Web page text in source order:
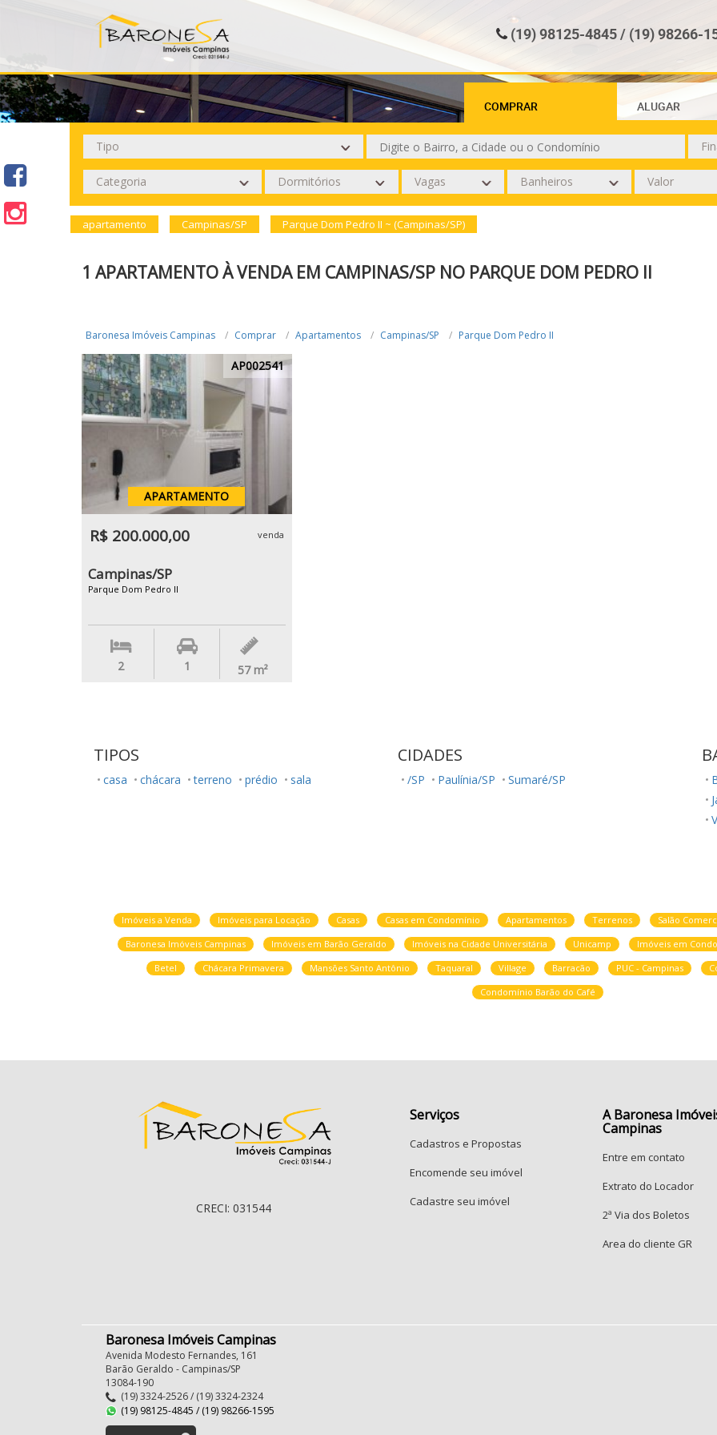
(19) 98125-4845 / (19) 98266-
COMPRAR ALUGAR
apartamento Campinas/SP Parque Dom Pedro II ~ (Campinas/SP)
1 APARTAMENTO À VENDA EM CAMPINAS/SP NO PARQUE DOM PEDRO II
Baronesa Imóveis Campinas Comprar Apartamentos Campinas/SP Parque Dom Pedro II
AP002541
APARTAMENTO
R$ 200.000,00 venda
Campinas/SP
Parque Dom Pedro II
2 1 57 m²
TIPOS
casa chácara terreno prédio sala
CIDADES
/SP Paulínia/SP Sumaré/SP
Imóveis a Venda Imóveis para Locação Casas Casas em Condomínio Apartamentos Terrenos Salão
Baronesa Imóveis Campinas
Imóveis em Barão Geraldo Imóveis na Cidade Universitária Unicamp Imóveis em
Betel
Chácara Primavera Mansões Santo Antônio Taquaral Village Barracão PUC - Campinas
Condomínio Barão do Café
CRECI: 031544
Serviços
Cadastros e Propostas
Encomende seu imóvel
Cadastre seu imóvel
A Baronesa
Campinas
Entre em contato
Extrato do Locador
2ª Via dos Boletos
Area do cliente GR
Baronesa Imóveis Campinas
Avenida Modesto Fernandes, 161
Barão Geraldo - Campinas/SP
13084-190
(19) 3324-2526 / (19) 3324-2324
(19) 98125-4845 / (19) 98266-1595